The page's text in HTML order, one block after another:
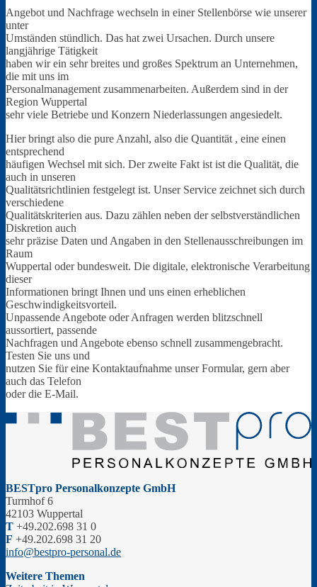
Angebot und Nachfrage wechseln in einer Stellenbörse wie unserer
unter
Umständen stündlich. Das hat zwei Ursachen. Durch unsere
langjährige Tätigkeit
haben wir ein sehr breites und großes Spektrum an Unternehmen,
die mit uns im
Personalmanagement zusammenarbeiten. Außerdem sind in der
Region Wuppertal
sehr viele Betriebe und Konzern Niederlassungen angesiedelt.
Hier bringt also die pure Anzahl, also die Quantität , eine einen
entsprechend
häufigen Wechsel mit sich. Der zweite Fakt ist ist die Qualität, die
auch in unseren
Qualitätsrichtlinien festgelegt ist. Unser Service zeichnet sich durch
verschiedene
Qualitätskriterien aus. Dazu zählen neben der selbstverständlichen
Diskretion auch
sehr präzise Daten und Angaben in den Stellenausschreibungen im
Raum
Wuppertal oder bundesweit. Die digitale, elektronische Verarbeitung
dieser
Informationen bringt Ihnen und uns einen erheblichen
Geschwindigkeitsvorteil.
Unpassende Angebote oder Anfragen werden blitzschnell
aussortiert, passende
Nachfragen und Angebote ebenso schnell zusammengebracht.
Testen Sie uns und
nutzen Sie für eine Kontaktaufnahme unser Formular, gern aber
auch das Telefon
oder die E-Mail.
BESTpro Personalkonzepte GmbH
Turmhof 6
42103 Wuppertal
T +49.202.698 31 0
F +49.202.698 31 20
info@bestpro-personal.de
Weitere Themen